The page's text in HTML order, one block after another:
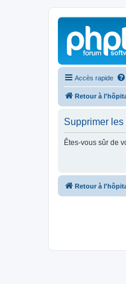
Accès rapide
Retour à
Supprimer
Êtes-vous sûr de
Retour à